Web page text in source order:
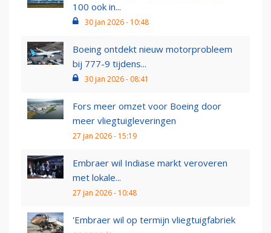
100 ook in...
30 jan 2026 - 10:48
Boeing ontdekt nieuw motorprobleem
bij 777-9 tijdens...
30 jan 2026 - 08:41
Fors meer omzet voor Boeing door
meer vliegtuigleveringen
27 jan 2026 - 15:19
Embraer wil Indiase markt veroveren
met lokale...
27 jan 2026 - 10:48
'Embraer wil op termijn vliegtuigfabriek